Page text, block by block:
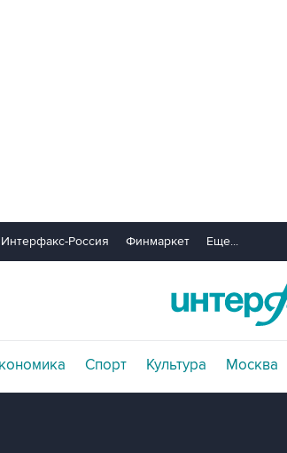
Интерфакс-Россия Финмаркет Еще...
Спорт Культура Москва